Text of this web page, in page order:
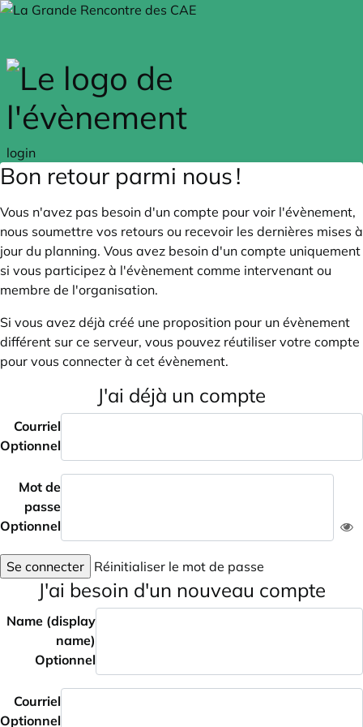
Skip to main content
login
Bon retour parmi nous !
Vous n'avez pas besoin d'un compte pour voir l'évènement,
nous soumettre vos retours ou recevoir les dernières mises à
jour du planning. Vous avez besoin d'un compte uniquement
si vous participez à l'évènement comme intervenant ou
membre de l'organisation.
Si vous avez déjà créé une proposition pour un évènement
différent sur ce serveur, vous pouvez réutiliser votre compte
pour vous connecter à cet évènement.
J'ai déjà un compte
Courriel
Optionnel
Mot de
passe
Optionnel
Se connecter Réinitialiser le mot de passe
J'ai besoin d'un nouveau compte
Name (display
name)
Optionnel
Courriel
Optionnel